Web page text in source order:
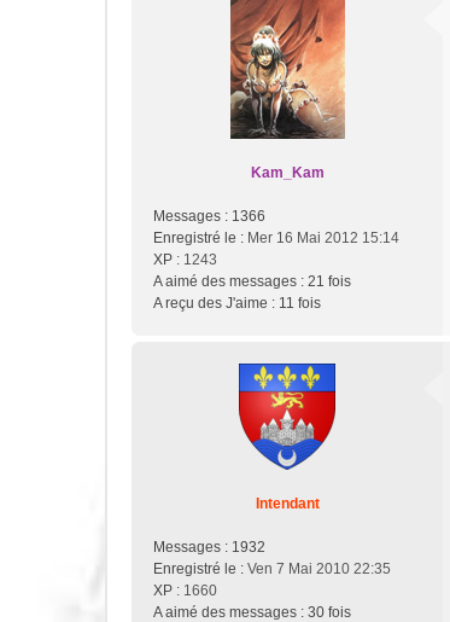
Kam_Kam
Messages : 1366
Enregistré le : Mer 16 Mai 2012 15:14
XP : 1243
A aimé des messages : 21 fois
A reçu des J'aime : 11 fois
Intendant
Messages : 1932
Enregistré le : Ven 7 Mai 2010 22:35
XP : 1660
A aimé des messages : 30 fois